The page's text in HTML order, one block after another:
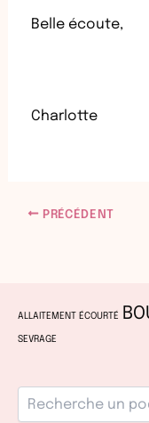
Belle écoute,
Charlotte
PRÉCÉDENT
ALLAITEMENT ÉCOURTÉ
SEVRAGE